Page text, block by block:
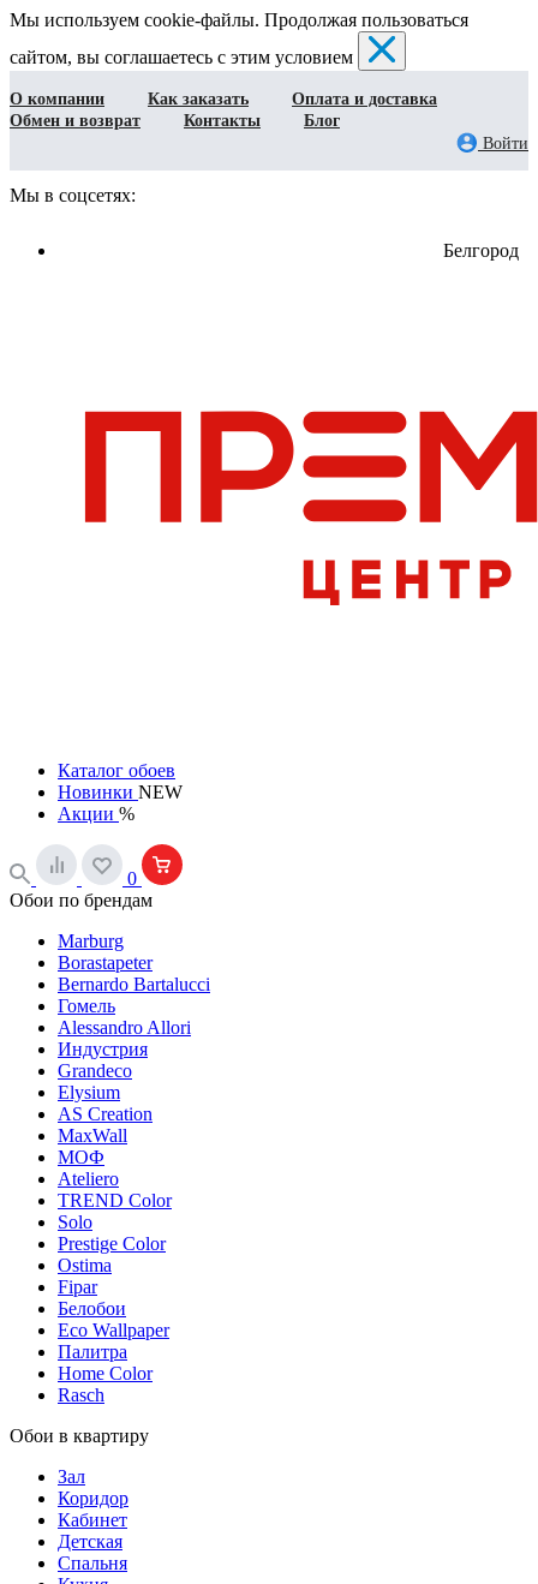
Мы используем cookie-файлы. Продолжая пользоваться
сайтом, вы соглашаетесь с этим условием
О компании Как заказать
Оплата и доставка
Обмен и возврат
Контакты
Блог
Войти
Мы в соцсетях:
Белгород
Каталог обоев
Новинки NEW
Акции %
0
Обои по брендам
Marburg
Borastapeter
Bernardo Bartalucci
Гомель
Alessandro Allori
Индустрия
Grandeco
Elysium
AS Creation
MaxWall
МОФ
Ateliero
TREND Color
Solo
Prestige Color
Ostima
Fipar
Белобои
Eco Wallpaper
Палитра
Home Color
Rasch
Обои в квартиру
Зал
Коридор
Кабинет
Детская
Спальня